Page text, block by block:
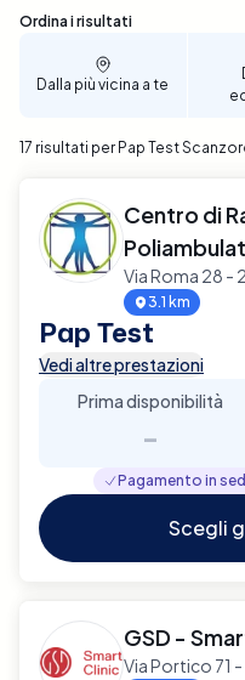
Sono stati trovati 17 risultati
Ordina i risultati
Dalla più vicina a te
17 risultati per Pap Test
Centro di
Via Roma 28 -
3.1 km
Pap Test
Vedi altre prestazioni
Prima disponibilità
-
Pagamento in
Scegli
GSD -
Via Portico 71